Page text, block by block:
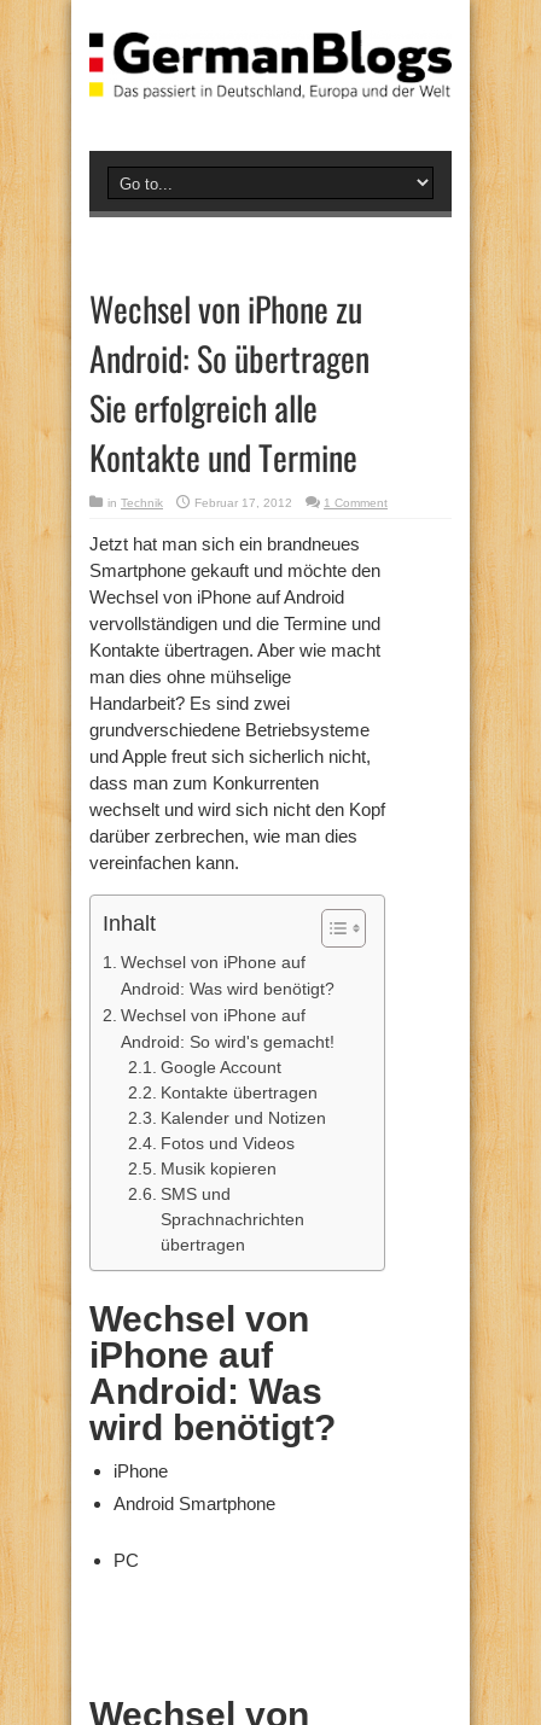
Wechsel von iPhone zu
Android: So übertragen
Sie erfolgreich alle
Kontakte und Termine
in Technik Februar 17, 2012 1 Comment
Jetzt hat man sich ein brandneues
Smartphone gekauft und möchte den
Wechsel von iPhone auf Android
vervollständigen und die Termine und
Kontakte übertragen. Aber wie macht
man dies ohne mühselige
Handarbeit? Es sind zwei
grundverschiedene Betriebsysteme
und Apple freut sich sicherlich nicht,
dass man zum Konkurrenten
wechselt und wird sich nicht den Kopf
darüber zerbrechen, wie man dies
vereinfachen kann.
Inhalt
Wechsel von iPhone auf
Android: Was wird benötigt?
Wechsel von iPhone auf
Android: So wird's gemacht!
Google Account
Kontakte übertragen
Kalender und Notizen
Fotos und Videos
Musik kopieren
SMS und
Sprachnachrichten
übertragen
Wechsel von
iPhone auf
Android: Was
wird benötigt?
iPhone
Android Smartphone
PC
Wechsel von